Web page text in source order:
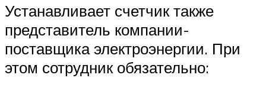
Устанавливает счетчик также
представитель компании-
поставщика электроэнергии. При
этом сотрудник обязательно: